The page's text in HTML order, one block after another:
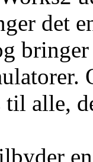
det
alle,